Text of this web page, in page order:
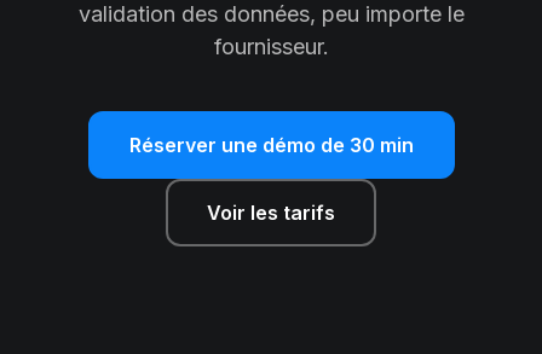
validation des données, peu importe le
fournisseur.
Réserver une démo de 30 min
Voir les tarifs